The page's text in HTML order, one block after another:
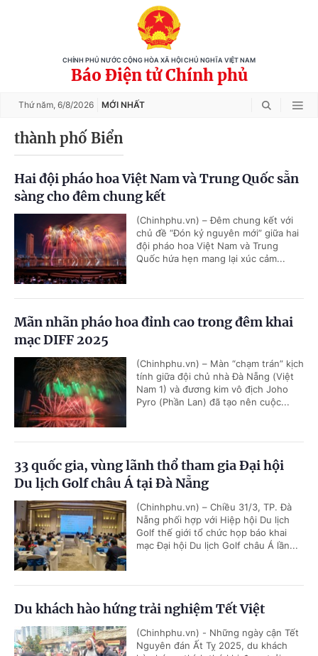
CHÍNH PHỦ NƯỚC CỘNG HÒA XÃ HỘI CHỦ NGHĨA VIỆT NAM
Báo Điện tử Chính phủ
Thứ năm, 6/8/2026 MỚI NHẤT
thành phố Biển
Hai đội pháo hoa Việt Nam và Trung Quốc sẵn
sàng cho đêm chung kết
(Chinhphu.vn) – Đêm chung kết với
chủ đề “Đón kỷ nguyên mới” giữa hai
đội pháo hoa Việt Nam và Trung
Quốc hứa hẹn mang lại xúc cảm...
Mãn nhãn pháo hoa đỉnh cao trong đêm khai
mạc DIFF 2025
(Chinhphu.vn) – Màn “chạm trán” kịch
tính giữa đội chủ nhà Đà Nẵng (Việt
Nam 1) và đương kim vô địch Joho
Pyro (Phần Lan) đã tạo nên cuộc...
33 quốc gia, vùng lãnh thổ tham gia Đại hội
Du lịch Golf châu Á tại Đà Nẵng
(Chinhphu.vn) – Chiều 31/3, TP. Đà
Nẵng phối hợp với Hiệp hội Du lịch
Golf thế giới tổ chức họp báo khai
mạc Đại hội Du lịch Golf châu Á lần...
Du khách hào hứng trải nghiệm Tết Việt
(Chinhphu.vn) - Những ngày cận Tết
Nguyên đán Ất Tỵ 2025, du khách